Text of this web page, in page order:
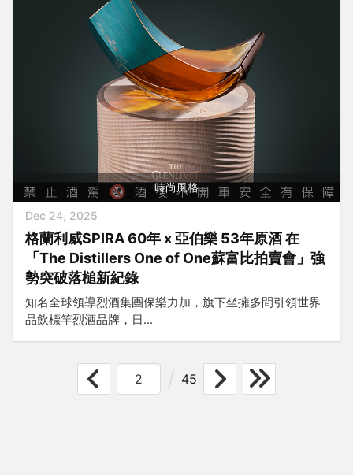
時尚風格
Dec 24, 2025
格蘭利威SPIRA 60年 x 亞伯樂 53年原酒 在
「The Distillers One of One蘇富比拍賣會」強
勢突破落槌新紀錄
知名全球領導烈酒集團保樂力加，旗下坐擁多間引領世界
品飲標竿烈酒品牌，日...
45